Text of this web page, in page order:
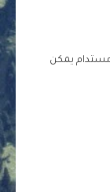
مستدام يمكن